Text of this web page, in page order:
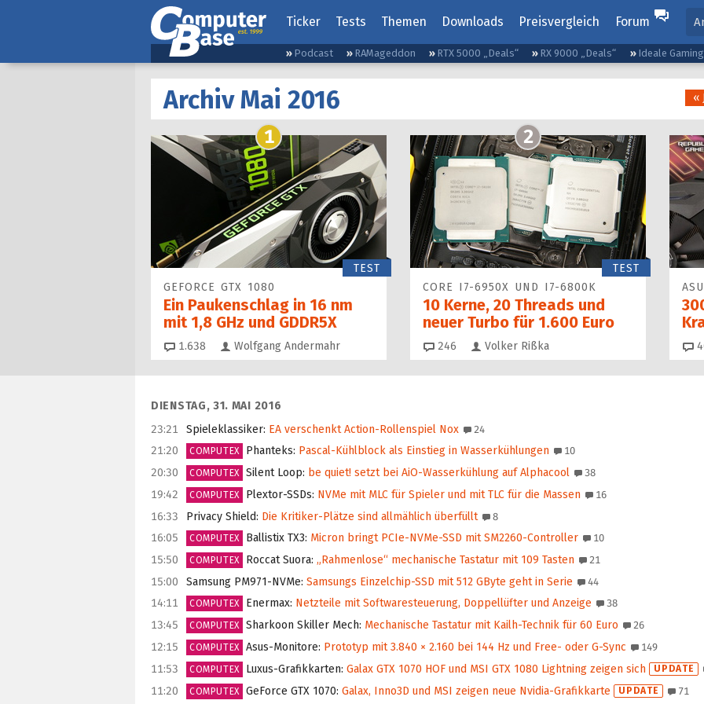
Ticker Tests Themen Downloads Preisvergleich Forum
Podcast RAMageddon RTX 5000 „Deals“ RX 9000 „Deals“ Ideale
Archiv Mai 2016 «
1
TEST
GEFORCE GTX 1080
Ein Paukenschlag in 16 nm
mit 1,8 GHz und GDDR5X
1.638 Kommentare
Wolfgang Andermahr
2
TEST
CORE I7-6950X UND I7-6800K
10 Kerne, 20 Threads und
neuer Turbo für 1.600 Euro
246 Kommentare
Volker Rißka
DIENSTAG, 31. MAI 2016
23:21
Spieleklassiker: EA verschenkt Action‑Rollenspiel Nox 24
21:20 COMPUTEX Phanteks: Pascal-Kühlblock als Einstieg in Wasserkühlungen 10
20:30 COMPUTEX Silent Loop: be quiet! setzt bei AiO-Wasserkühlung auf Alphacool 38
19:42 COMPUTEX Plextor-SSDs: NVMe mit MLC für Spieler und mit TLC für die Massen 16
16:33 Privacy Shield: Die Kritiker-Plätze sind allmählich überfüllt 8
16:05 COMPUTEX Ballistix TX3: Micron bringt PCIe-NVMe-SSD mit SM2260‑Controller 10
15:50 COMPUTEX Roccat Suora: „Rahmenlose“ mechanische Tastatur mit 109 Tasten 21
15:00 Samsung PM971-NVMe: Samsungs Einzelchip-SSD mit 512 GByte geht in Serie 44
14:11 COMPUTEX Enermax: Netzteile mit Softwaresteuerung, Doppellüfter und Anzeige 38
13:45 COMPUTEX Sharkoon Skiller Mech: Mechanische Tastatur mit Kailh-Technik für 60 Euro 26
12:15 COMPUTEX Asus-Monitore: Prototyp mit 3.840 × 2.160 bei 144 Hz und Free- oder G-Sync 149
11:53 COMPUTEX Luxus-Grafikkarten: Galax GTX 1070 HOF und MSI GTX 1080 Lightning zeigen sich UPDATE
11:20 COMPUTEX GeForce GTX 1070: Galax, Inno3D und MSI zeigen neue Nvidia-Grafikkarte UPDATE 71